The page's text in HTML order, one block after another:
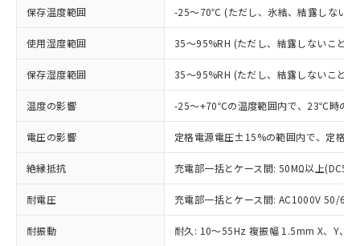
保存温度範囲 -25～70℃ (ただし、氷結、結露しないこ
使用湿度範囲 35～95%RH (ただし、結露しないこと)
保存湿度範囲 35～95%RH (ただし、結露しないこと)
温度の影響 -25～+70℃の温度範囲内で、23℃時の
電圧の影響 定格電源電圧±15%の範囲内で、定格
絶縁抵抗 充電部一括とケース間: 50MΩ以上
耐電圧 充電部一括とケース間: AC1000V 50/
耐振動 耐久: 10～55Hz 複振幅 1.5mm X、Y、Z
以下の条件をお読みいただき、同意のうえ
本サービスは、当社制御機器事業取扱
商品の当社在庫状況および標準価格
(税抜)を提供させていただくもので
当社制御機器事業取扱商品の中には、
本サービスの対象外となる商品もある
ことをご了承ください。
在庫状況および標準価格照会結果は、
記載している更新日時点での社内デー
商品です。
対応予定なし：EU RoHS指令（10物質）の
非含有に非対応の商品で、対応品を出す予
定はありません。
調査・確認中：EU RoHS指令（10物質）の
非含有の対応状況を調査中または確認中の
非該当品：ライセンス料など無形物で、有
害物質有無と関係のない商品です。
仕入先様の事情により、非含有部品として
いたものが、含有品と判明した場合などや
むを得ず変更することがあります。
*EU RoHS指令（10物質）：
※1 中国RoHS○×表
「○」：最大均質材料含有率が中国RoHSの
基準値以下であることを示します。
「×」：最大均質材料含有率が中国RoHSの
基準値を超えていることを示します。
「－」：未確認です。当社販売部門へお問
い合わせください。
当社は、これら貴社製品のうち、外国
為替および外国貿易法に定める商品
（以下｢規制貨物等」という）を輸出